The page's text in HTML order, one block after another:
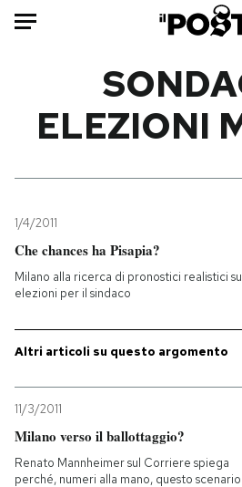
HOME
Mondo
Internet
Scienza
PODCAST
ELEZIONI
1/4/2011
Che chances ha Pisapia?
Milano alla ricerca di pronostici realistici
elezioni per il sindaco
Altri articoli su questo argomento
11/3/2011
Milano verso il ballottaggio?
Renato Mannheimer sul Corriere spiega
perché, numeri alla mano, questo